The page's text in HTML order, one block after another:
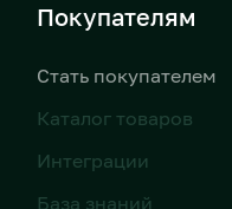
Покупателям
Стать покупателем
Каталог товаров
Интеграции
База знаний